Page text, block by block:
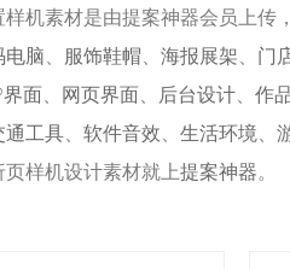
机素材是由提案神器会员上传
电脑、 服饰鞋帽、 海报展架、 门
界面、 网页界面、 后台设计、 作
通工具、 软件音效、 生活环境、
样机设计素材就上提案神器。